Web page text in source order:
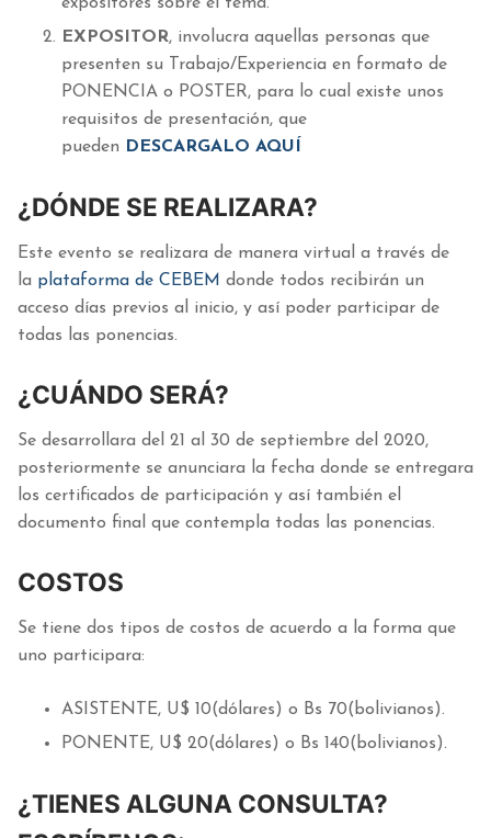
EXPOSITOR, involucra aquellas personas que
presenten su Trabajo/Experiencia en formato de
PONENCIA o POSTER, para lo cual existe unos
requisitos de presentación, que
pueden
DESCARGALO AQUÍ
¿DÓNDE SE REALIZARA?
Este evento se realizara de manera virtual a través de
la plataforma de CEBEM donde todos recibirán un
acceso días previos al inicio, y así poder participar de
todas las ponencias.
¿CUÁNDO SERÁ?
Se desarrollara del 21 al 30 de septiembre del 2020,
posteriormente se anunciara la fecha donde se entregara
los certificados de participación y así también el
documento final que contempla todas las ponencias.
COSTOS
Se tiene dos tipos de costos de acuerdo a la forma que
uno participara:
ASISTENTE, U$ 10(dólares) o Bs 70(bolivianos).
PONENTE, U$ 20(dólares) o Bs 140(bolivianos).
¿TIENES ALGUNA CONSULTA?